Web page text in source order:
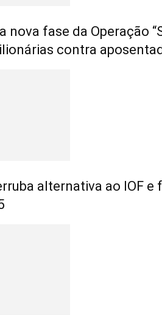
nova fase da Operação
contra
alternativa ao IOF